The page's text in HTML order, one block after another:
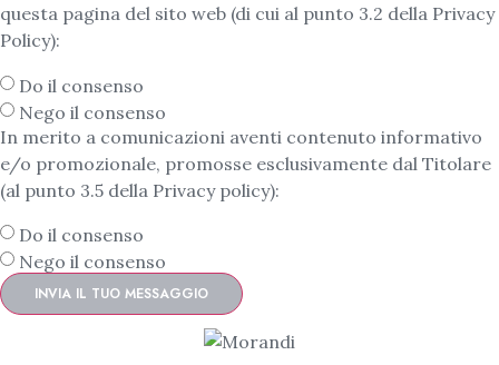
questa pagina del sito web (di cui al punto 3.2 della Privacy
Policy):
Do il consenso
Nego il consenso
In merito a comunicazioni aventi contenuto informativo
e/o promozionale, promosse esclusivamente dal Titolare
(al punto 3.5 della Privacy policy):
Do il consenso
Nego il consenso
INVIA IL TUO MESSAGGIO